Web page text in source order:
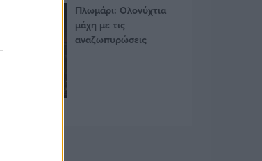
Πλωμάρι: Ολονύχτια
μάχη με τις
αναζωπυρώσεις